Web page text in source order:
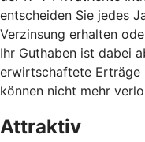
entscheiden Sie jedes
Verzinsung erhalten
Ihr Guthaben ist dabei
erwirtschaftete Erträge
können nicht mehr
Attraktiv